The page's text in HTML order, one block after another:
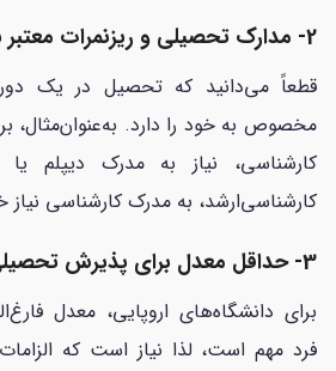
2- مدارک تحصیلی و ریزنمرات معتبر برای تحصیل در اروپا
قطعاً می‌دانید که تحصیل در یک
مخصوص به خود را دارد. به‌عنوان‌مثال،
کارشناسی، نیاز به مدرک دیپلم
کارشناسی‌ارشد، به مدرک کارشناسی
3- حداقل معدل برای پذیرش تحصیلی در اروپا
برای دانشگاه‌های اروپایی، معدل
فرد مهم است، لذا نیاز است که